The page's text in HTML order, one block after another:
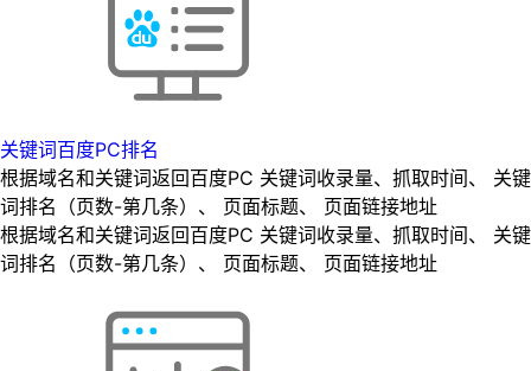
关键词百度PC排名
根据域名和关键词返回百度PC 关键词收录量、抓取时间、 关键
词排名（页数-第几条）、 页面标题、 页面链接地址
根据域名和关键词返回百度PC 关键词收录量、抓取时间、 关键
词排名（页数-第几条）、 页面标题、 页面链接地址